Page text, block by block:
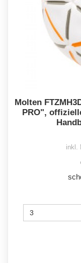
Molten
PRO",
inkl.
3